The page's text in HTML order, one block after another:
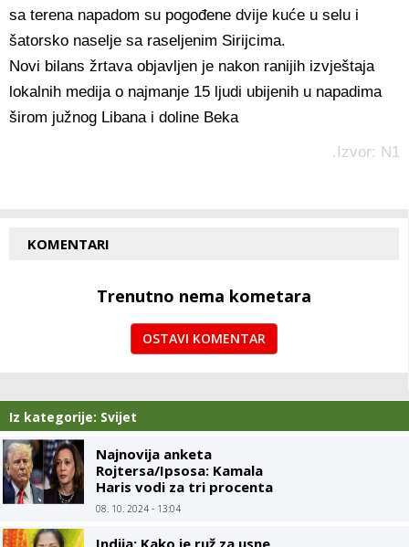
sa terena napadom su pogođene dvije kuće u selu i
šatorsko naselje sa raseljenim Sirijcima.
Novi bilans žrtava objavljen je nakon ranijih izvještaja
lokalnih medija o najmanje 15 ljudi ubijenih u napadima
širom južnog Libana i doline Beka
.Izvor: N1
KOMENTARI
Trenutno nema kometara
OSTAVI KOMENTAR
Iz kategorije: Svijet
Najnovija anketa
Rojtersa/Ipsosa: Kamala
Haris vodi za tri procenta
u odnosu na Trampa
08. 10. 2024 - 13:04